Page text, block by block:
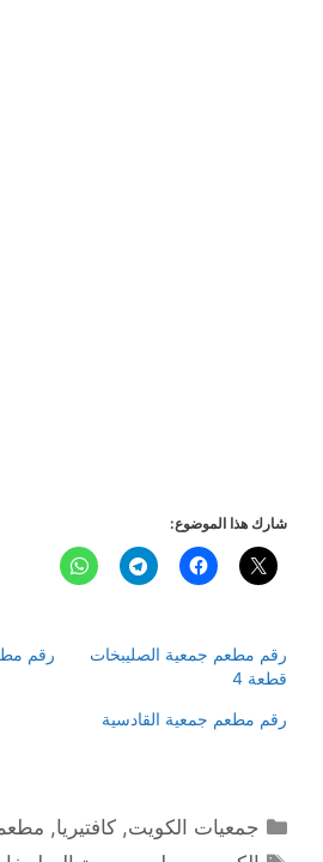
شارك هذا الموضوع:
رقم مطعم جمعية الصليبخات
قطعة 4
رقم
رقم مطعم جمعية القادسية
التصنيفات
جمعيات الكويت,كافتيريا,